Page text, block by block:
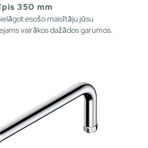
350 mm
esošo maisītāju jūsu
vairākos dažādos garumos.